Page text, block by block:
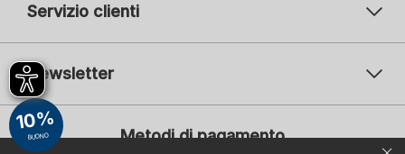
Servizio clienti
Newsletter
Il vostro indirizzo e-mail
Iscrizione
Metodi di pagamento
10%
BUONO